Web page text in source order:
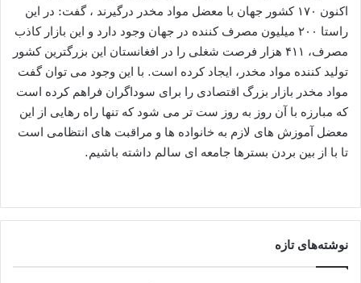
اکنون ۱۷۰ کشور جهان با معضل مواد مخدر درگیرند ، گفت: در این
راستا ۲۰۰ میلیون مصرف کننده در جهان وجود دارد و این بازار کاذب
مصرف، ۴۱۱ هزار فرصت شغلی را در افغانستان این بزرگترین کشور
تولید کننده مواد مخدر، ایجاد کرده است. با این وجود می توان گفت
مواد مخدر بازار بزرگ اقتصادی را برای سوداگران فراهم کرده است
که مبارزه با آن روز به روز ست تر می شود که تنها راه رهایی از این
معضل آموزش های لازم به خانواده ها و مراقبت های انتظامی است
تا با از بین بردن بسترها جامعه ای سالم داشته باشیم.
نوشته‌های تازه